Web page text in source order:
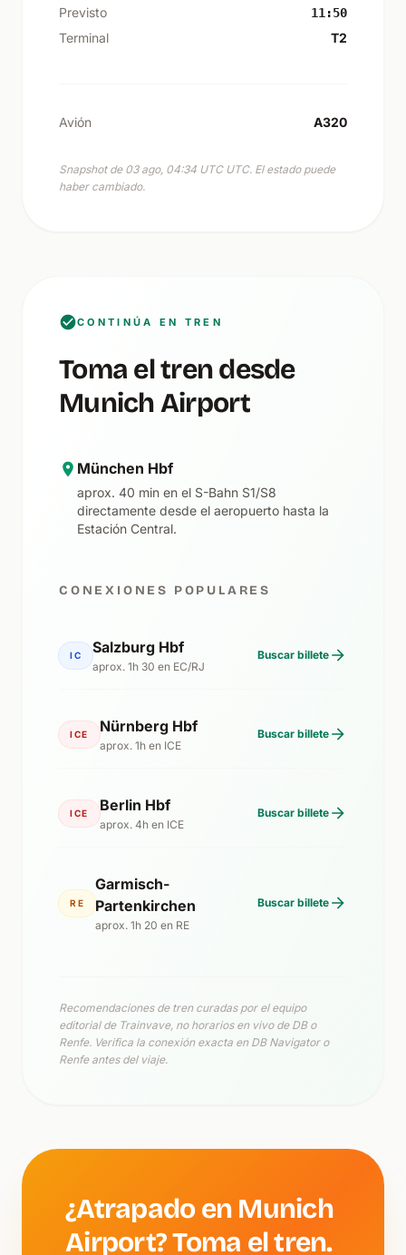
Previsto 11:50
Terminal T2
Avión A320
Snapshot de 03 ago, 04:34 UTC UTC. El estado puede
haber cambiado.
CONTINÚA EN TREN
Toma el tren desde
Munich Airport
München Hbf
aprox. 40 min en el S-Bahn S1/S8
directamente desde el aeropuerto hasta la
Estación Central.
CONEXIONES POPULARES
IC Salzburg Hbf
aprox. 1h 30 en EC/RJ
Buscar billete
ICE Nürnberg Hbf
aprox. 1h en ICE
Buscar billete
ICE Berlin Hbf
aprox. 4h en ICE
Buscar billete
RE
Garmisch-
Partenkirchen
aprox. 1h 20 en RE
Buscar billete
Recomendaciones de tren curadas por el equipo
editorial de Trainvave, no horarios en vivo de DB o
Renfe. Verifica la conexión exacta en DB Navigator o
Renfe antes del viaje.
¿Atrapado en Munich
Airport? Toma el tren.